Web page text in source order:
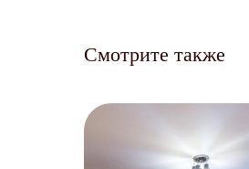
Смотрите также